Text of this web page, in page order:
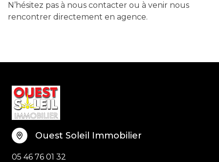
N’hésitez pas à nous contacter ou à venir nous
rencontrer directement en agence.
Ouest Soleil Immobilier
05 46 76 01 32